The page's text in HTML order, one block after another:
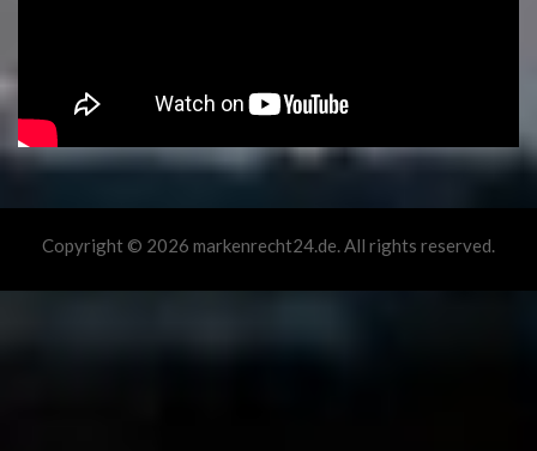
Copyright © 2026 markenrecht24.de. All rights reserved.